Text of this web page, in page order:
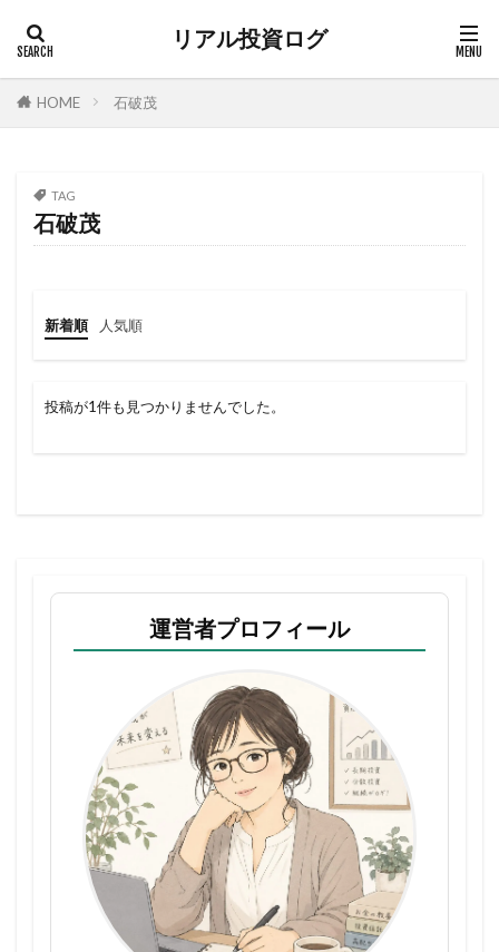
リアル投資ログ
HOME 石破茂
TAG
石破茂
新着順 人気順
投稿が1件も見つかりませんでした。
運営者プロフィール